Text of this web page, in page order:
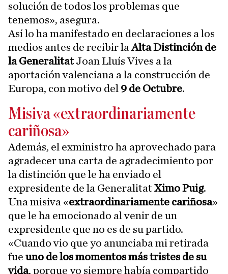
solución de todos los problemas que
tenemos», asegura.
Así lo ha manifestado en declaraciones a los
medios antes de recibir laAlta Distinción de
la GeneralitatJoan Lluís Vives a la
aportación valenciana a la construcción de
Europa, con motivo del 9 de Octubre.
Misiva «extraordinariamente
cariñosa»
Además, el exministro ha aprovechado para
agradecer una carta de agradecimiento por
la distinción que le ha enviado el
expresidente de la GeneralitatXimo Puig.
Una misiva «extraordinariamente cariñosa»
que le ha emocionado al venir de un
expresidente que no es de su partido.
«Cuando vio que yo anunciaba mi retirada
fue uno de los momentos más tristes de su
vida, porque yo siempre había compartido